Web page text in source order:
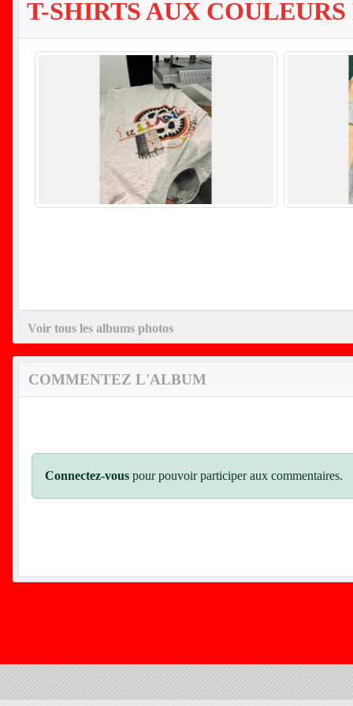
T-SHIRTS AUX
Voir tous les albums photos
COMMENTEZ L'ALBUM
Connectez-vous pour pouvoir participer aux commentaires.